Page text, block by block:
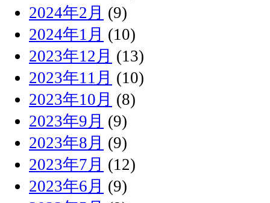
2024年2月 (9)
2024年1月 (10)
2023年12月 (13)
2023年11月 (10)
2023年10月 (8)
2023年9月 (9)
2023年8月 (9)
2023年7月 (12)
2023年6月 (9)